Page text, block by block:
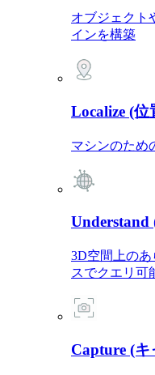
オブジェクト
インを構築
Localize (位
マシンのため
Understand
3D空間上の
スでクエリ可
Capture (キ